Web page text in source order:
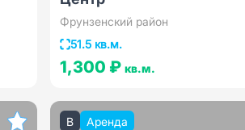
Фрунзенский район
51.5 кв.м.
1,300 ₽кв.м.
B Аренда